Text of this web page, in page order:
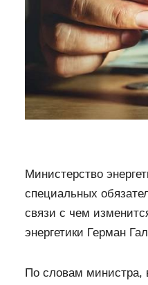
Министерство
специальных
связи с чем
энергетики Герман
По словам министра,